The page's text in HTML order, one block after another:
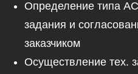
Определение типа
задания и
заказчиком
Осуществление тех.